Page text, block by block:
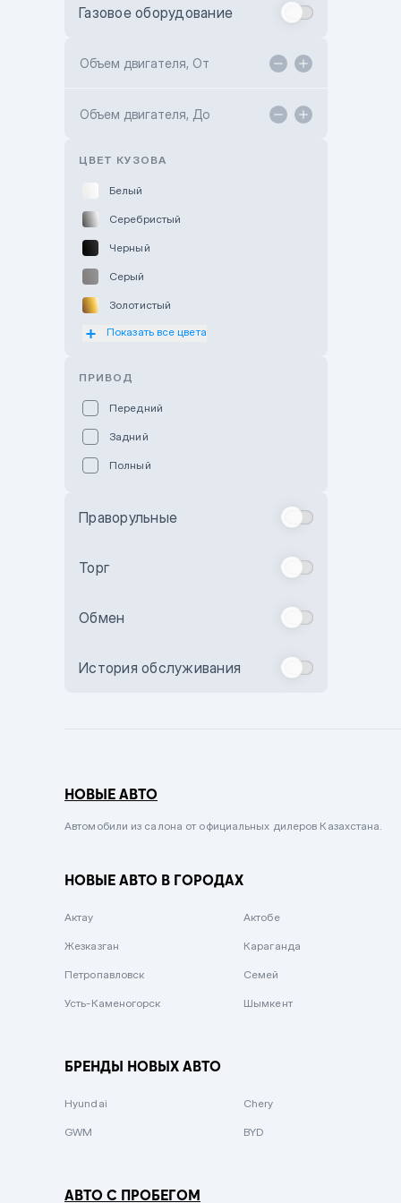
Toyota Kokshetau
Hyundai ShymCity
Газовое оборудование
Объем двигателя, От
Объем двигателя, До
ЦВЕТ КУЗОВА
Белый
Серебристый
Черный
Серый
Золотистый
Оранжевый
Бежевый
Комбинированный
Сиреневый металлик
Вишневый
Зеленый металлик
Показать все цвета
ПРИВОД
Передний
Задний
Полный
Праворульные
Торг
Обмен
История обслуживания
НОВЫЕ АВТО
Автомобили из салона от официальных дилеров Казахстана.
НОВЫЕ АВТО В ГОРОДАХ
Актау Актобе
Жезказган Караганда
Петропавловск Семей
Усть-Каменогорск Шымкент
БРЕНДЫ НОВЫХ АВТО
Hyundai Chery
GWM BYD
АВТО С ПРОБЕГОМ